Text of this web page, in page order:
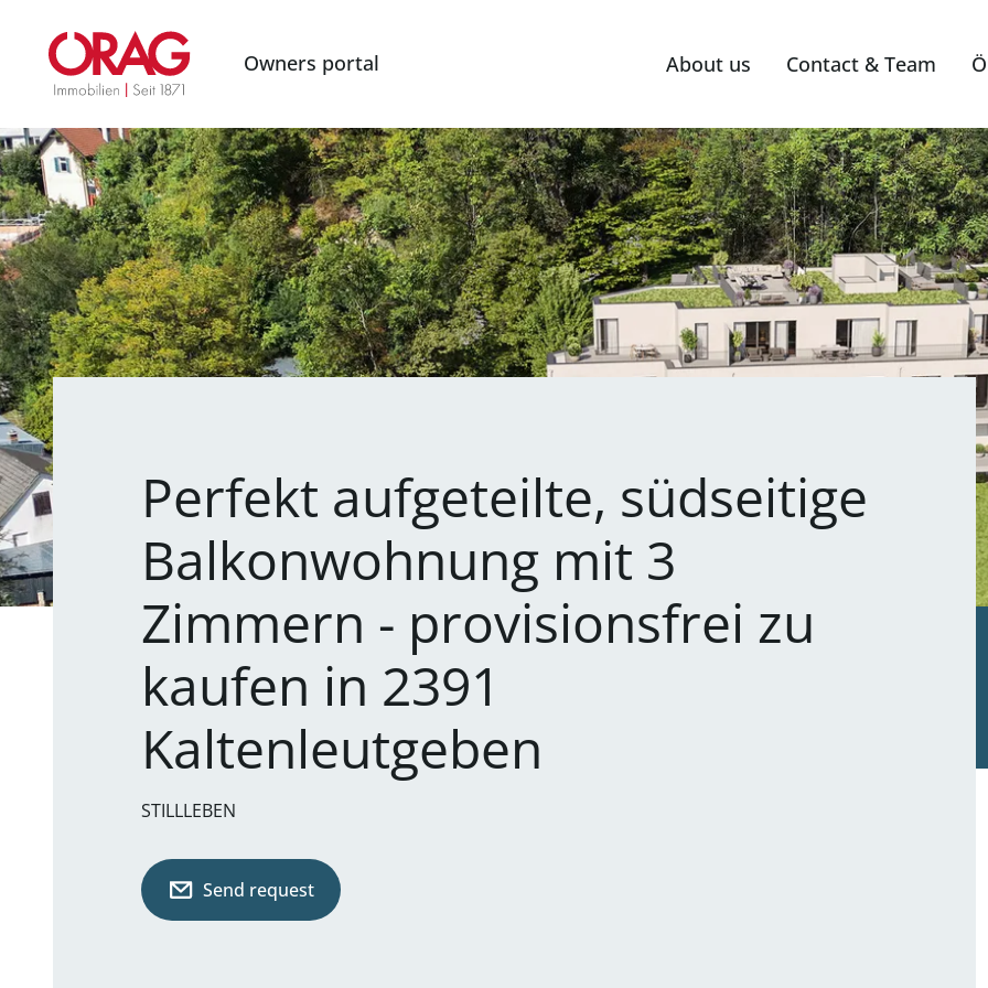
Owners portal About us Contact & Team
Perfekt aufgeteilte, südseitige
Balkonwohnung mit 3
Zimmern - provisionsfrei zu
kaufen in 2391
Kaltenleutgeben
STILLLEBEN
Send request